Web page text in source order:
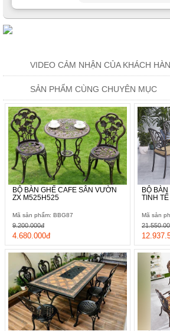
VIDEO CẢM NHẬN CỦA KHÁCH
SẢN PHẨM CÙNG CHUYÊN MỤC
BỘ BÀN GHẾ CAFE SÂN VƯỜN
ZX M525H525
Mã sản phẩm: BBG87
4.680.000đ
9.200.000đ
BỘ
TINH
Mã sản